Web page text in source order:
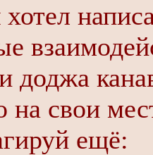
доджа
на свои
ещё: